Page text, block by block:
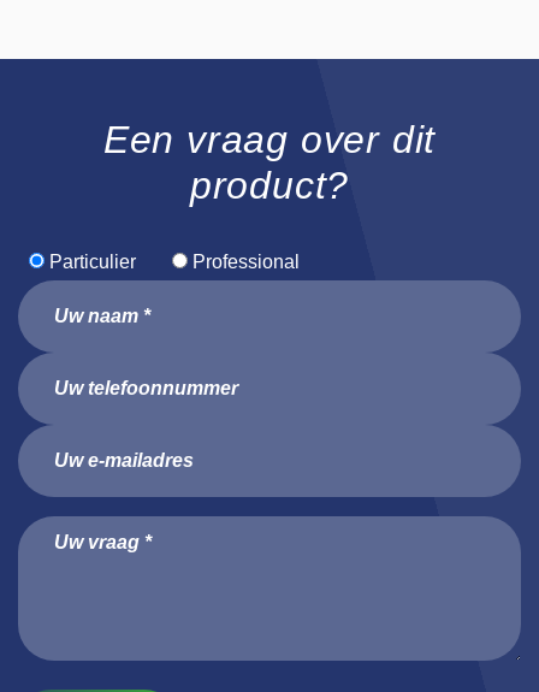
Een vraag over dit
product?
Particulier Professional